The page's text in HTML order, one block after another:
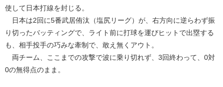
使して日本打線を封じる。
日本は2回に5番武居侑汰（塩尻リーグ）が、右方向に逆らわず振
り切ったバッティングで、ライト前に打球を運びヒットで出塁する
も、相手投手の巧みな牽制で、敢え無くアウト。
両チーム、ここまでの攻撃で波に乗り切れず、3回終わって、0対
0の無得点のまま。